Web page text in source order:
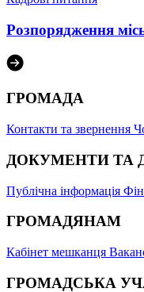
Розпорядження
ГРОМАДА
Контакти та звернення
ДОКУМЕНТИ ТА
Публічна інформація
ГРОМАДЯНАМ
Кабінет мешканця
ГРОМАДСЬКА